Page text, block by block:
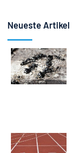
Neueste Artikel